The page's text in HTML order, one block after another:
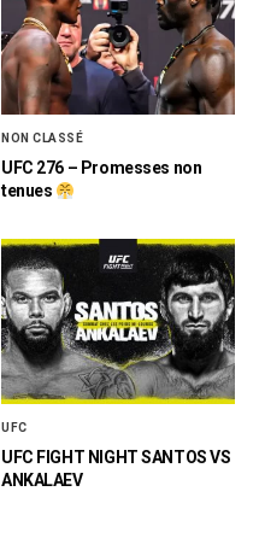
NON CLASSÉ
UFC 276 – Promesses non
tenues
UFC
UFC FIGHT NIGHT SANTOS VS
ANKALAEV